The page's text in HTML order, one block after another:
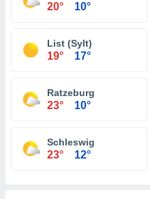
20° 10°
List (Sylt)
19° 17°
Ratzeburg
23° 10°
Schleswig
23° 12°